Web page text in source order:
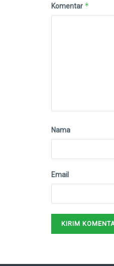
Komentar *
Nama
Email